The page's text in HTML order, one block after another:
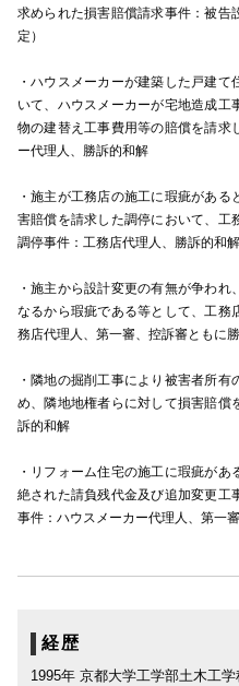
求められた損害賠償請求事件：被告
定）
・ハウスメーカーが建築した戸建
いて、ハウスメーカーが宅地造成工
物の建替え工事費用等の賠償を請求
ー代理人、勝訴的和解
・施主が工務店の施工に瑕疵があ
害賠償を請求した調停において、工
調停事件：工務店代理人、勝訴的和解
・施主から設計変更の有無が争わ
なるから瑕疵である等として、工務
務店代理人、第一審、控訴審ともに勝
・隣地の掘削工事により被害者所
め、隣地地権者らに対して損害賠償
訴的和解
・リフォーム住宅の施工に瑕疵が
絶された請負残代金及び追加変更工
事件：ハウスメーカー代理人、第一
経歴
1995年 京都大学工学部土木工